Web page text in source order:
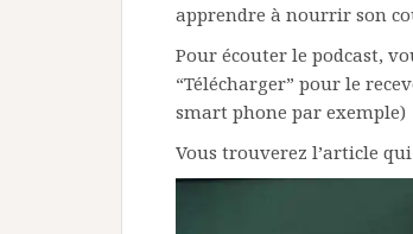
apprendre à nourrir son
Pour écouter le podcast,
“Télécharger” pour le
smart phone par exemple)
Vous trouverez l’article